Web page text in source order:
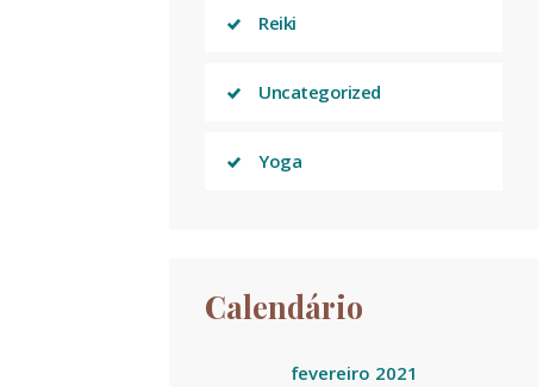
Reiki
Uncategorized
Yoga
Calendário
fevereiro 2021